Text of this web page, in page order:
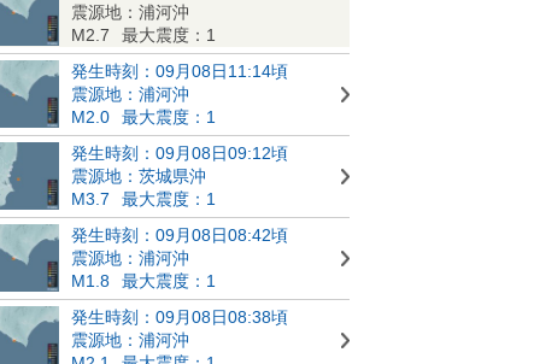
震源地：浦河沖
M2.7
最大震度：1
発生時刻：09月08日11:14頃
震源地：浦河沖
M2.0
最大震度：1
発生時刻：09月08日09:12頃
震源地：茨城県沖
M3.7
最大震度：1
発生時刻：09月08日08:42頃
震源地：浦河沖
M1.8
最大震度：1
発生時刻：09月08日08:38頃
震源地：浦河沖